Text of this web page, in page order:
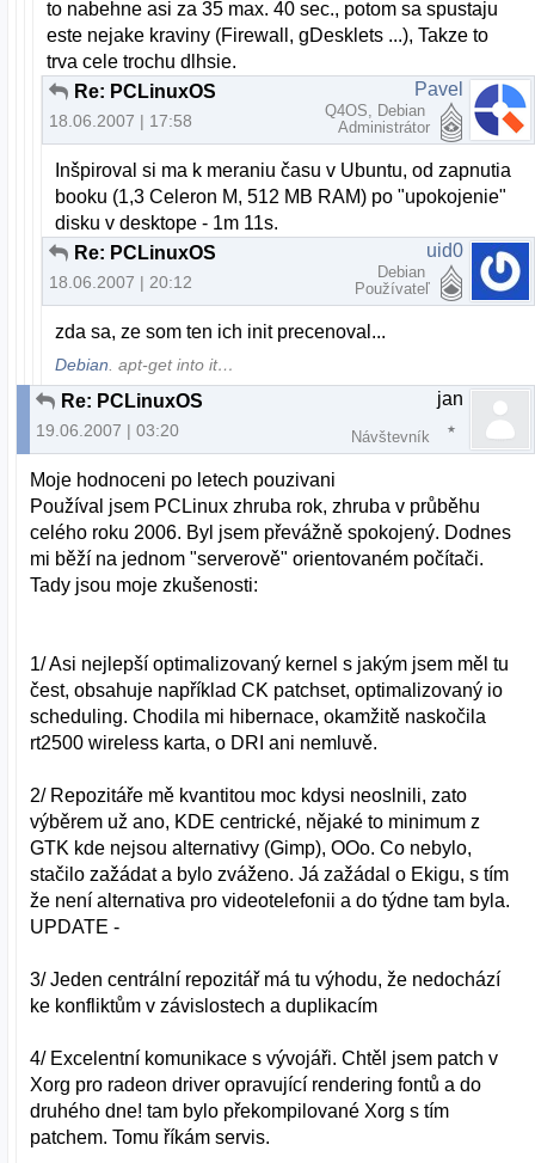
to nabehne asi za 35 max. 40 sec., potom sa spustaju
este nejake kraviny (Firewall, gDesklets ...), Takze to
trva cele trochu dlhsie.
Re: PCLinuxOS
18.06.2007 | 17:58
Pavel
Q4OS, Debian
Administrátor
Inšpiroval si ma k meraniu času v Ubuntu, od zapnutia
booku (1,3 Celeron M, 512 MB RAM) po "upokojenie"
disku v desktope - 1m 11s.
Re: PCLinuxOS
18.06.2007 | 20:12
uid0
Debian
Používateľ
zda sa, ze som ten ich init precenoval...
Debian . apt-get into it…
Re: PCLinuxOS
19.06.2007 | 03:20
jan
Návštevník
Moje hodnoceni po letech pouzivani
Používal jsem PCLinux zhruba rok, zhruba v průběhu
celého roku 2006. Byl jsem převážně spokojený. Dodnes
mi běží na jednom "serverově" orientovaném počítači.
Tady jsou moje zkušenosti:
1/ Asi nejlepší optimalizovaný kernel s jakým jsem měl tu
čest, obsahuje například CK patchset, optimalizovaný io
scheduling. Chodila mi hibernace, okamžitě naskočila
rt2500 wireless karta, o DRI ani nemluvě.
2/ Repozitáře mě kvantitou moc kdysi neoslnili, zato
výběrem už ano, KDE centrické, nějaké to minimum z
GTK kde nejsou alternativy (Gimp), OOo. Co nebylo,
stačilo zažádat a bylo zváženo. Já zažádal o Ekigu, s tím
že není alternativa pro videotelefonii a do týdne tam byla.
UPDATE -
3/ Jeden centrální repozitář má tu výhodu, že nedochází
ke konfliktům v závislostech a duplikacím
4/ Excelentní komunikace s vývojáři. Chtěl jsem patch v
Xorg pro radeon driver opravující rendering fontů a do
druhého dne! tam bylo překompilované Xorg s tím
patchem. Tomu říkám servis.